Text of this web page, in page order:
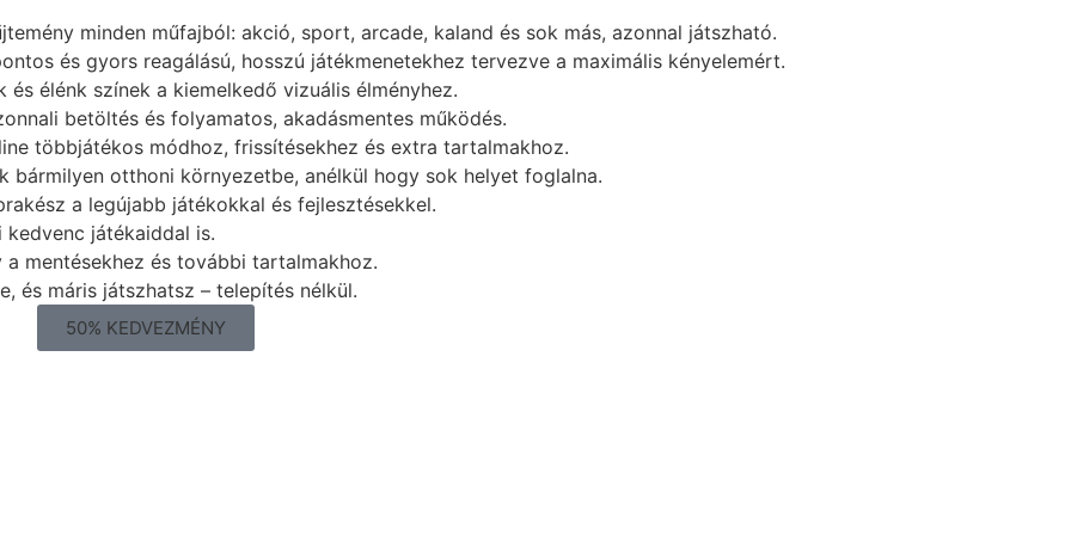
minden műfajból: akció, sport, arcade, kaland és sok más, azonnal játszható.
és gyors reagálású, hosszú játékmenetekhez tervezve a maximális kényelemért.
élénk színek a kiemelkedő vizuális élményhez.
betöltés és folyamatos, akadásmentes működés.
többjátékos módhoz, frissítésekhez és extra tartalmakhoz.
bármilyen otthoni környezetbe, anélkül hogy sok helyet foglalna.
a legújabb játékokkal és fejlesztésekkel.
játékaiddal is.
mentésekhez és további tartalmakhoz.
és máris játszhatsz – telepítés nélkül.
50% KEDVEZMÉNY